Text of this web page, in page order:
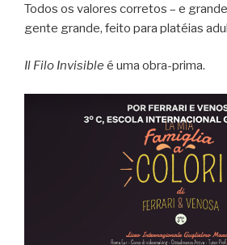
Todos os valores corretos – e
gente grande, feito para platéias
Il Filo Invisible é uma obra-prima.